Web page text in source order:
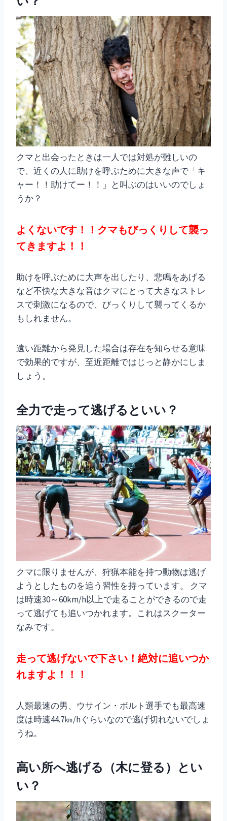
クマと出会ったときは一人では対処が難しいの
で、近くの人に助けを呼ぶために大きな声で「キ
ャー！！助けてー！！」と叫ぶのはいいのでしょ
うか？
よくないです！！クマもびっくりして襲っ
てきますよ！！
助けを呼ぶために大声を出したり、悲鳴をあげる
など不快な大きな音はクマにとって大きなストレ
スで刺激になるので、びっくりして襲ってくるか
もしれません。
遠い距離から発見した場合は存在を知らせる意味
で効果的ですが、至近距離ではじっと静かにしま
しょう。
全力で走って逃げるといい？
クマに限りませんが、狩猟本能を持つ動物は逃げ
ようとしたものを追う習性を持っています。 クマ
は時速30～60km/h以上で走ることができるので走
って逃げても追いつかれます。これはスクーター
なみです。
走って逃げないで下さい！絶対に追いつか
れますよ！！！
人類最速の男、ウサイン・ボルト選手でも最高速
度は時速44.7㎞/hぐらいなので逃げ切れないでしょ
うね。
高い所へ逃げる（木に登る）とい
い？